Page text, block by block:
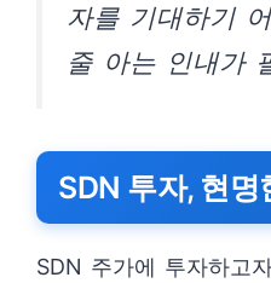
자를 기대하기
줄 아는 인내가
SDN 투자, 현명
SDN 주가에 투자하고